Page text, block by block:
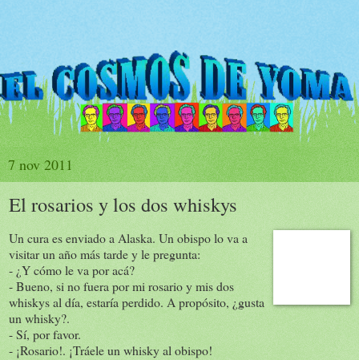
7 nov 2011
El rosarios y los dos whiskys
Un cura es enviado a Alaska. Un obispo lo va a
visitar un año más tarde y le pregunta:
- ¿Y cómo le va por acá?
- Bueno, si no fuera por mi rosario y mis dos
whiskys al día, estaría perdido. A propósito, ¿gusta
un whisky?.
- Sí, por favor.
- ¡Rosario!. ¡Tráele un whisky al obispo!